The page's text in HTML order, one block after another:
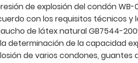
de explosión del condón WB-
con los requisitos técnicos y
de látex natural GB7544-
determinación de la capacidad
de varios condones, guantes